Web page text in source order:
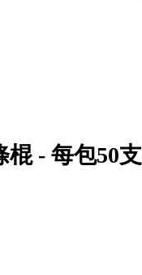
棍 - 每包50支